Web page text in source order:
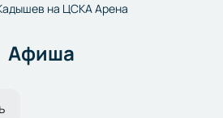
на ЦСКА Арена
Афиша